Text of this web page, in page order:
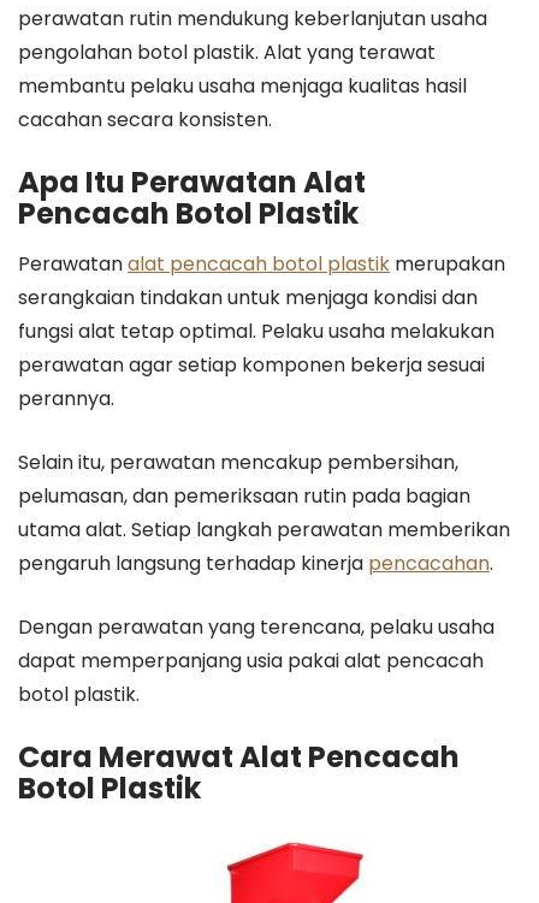
perawatan rutin mendukung keberlanjutan usaha
pengolahan botol plastik. Alat yang terawat
membantu pelaku usaha menjaga kualitas hasil
cacahan secara konsisten.
Apa Itu Perawatan Alat
Pencacah Botol Plastik
Perawatanalat pencacah botol plastik merupakan
serangkaian tindakan untuk menjaga kondisi dan
fungsi alat tetap optimal. Pelaku usaha melakukan
perawatan agar setiap komponen bekerja sesuai
perannya.
Selain itu, perawatan mencakup pembersihan,
pelumasan, dan pemeriksaan rutin pada bagian
utama alat. Setiap langkah perawatan memberikan
pengaruh langsung terhadap kinerja pencacahan.
Dengan perawatan yang terencana, pelaku usaha
dapat memperpanjang usia pakai alat pencacah
botol plastik.
Cara Merawat Alat Pencacah
Botol Plastik